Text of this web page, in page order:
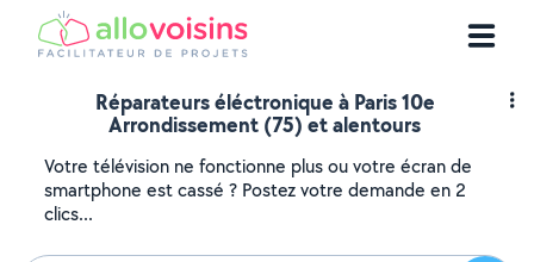
Réparateurs éléctronique à Paris 10e
Arrondissement (75) et alentours
Votre télévision ne fonctionne plus ou votre écran de
smartphone est cassé ? Postez votre demande en 2
clics...